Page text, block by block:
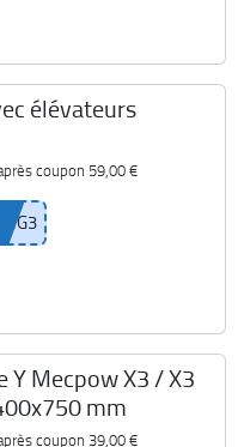
élévateurs
coupon 59,00 €
Y Mecpow X3 / X3
mm
coupon 39,00 €